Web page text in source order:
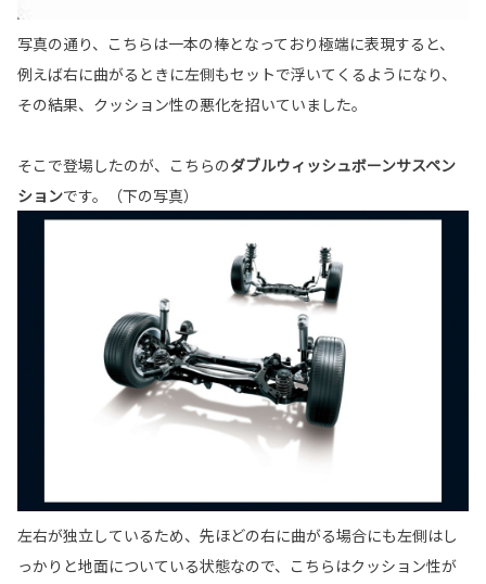
写真の通り、こちらは一本の棒となっており極端に表現すると、
例えば右に曲がるときに左側もセットで浮いてくるようになり、
その結果、クッション性の悪化を招いていました。
そこで登場したのが、こちらのダブルウィッシュボーンサスペン
ションです。（下の写真）
左右が独立しているため、先ほどの右に曲がる場合にも左側はし
っかりと地面についている状態なので、こちらはクッション性が